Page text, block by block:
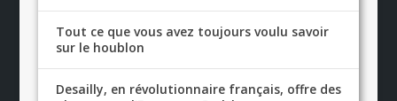
Tout ce que vous avez toujours voulu savoir
sur le houblon
Desailly, en révolutionnaire français, offre des